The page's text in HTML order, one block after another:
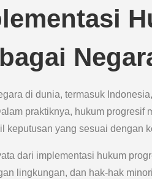
di dunia, termasuk
praktiknya, hukum progresif
keputusan yang sesuai dengan
dari implementasi hukum
lingkungan, dan hak-hak